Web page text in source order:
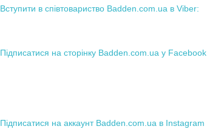
Вступити в співтовариство Badden.com.ua в Viber:
Підписатися на сторінку Badden.com.ua у Facebook
Підписатися на аккаунт Badden.com.ua в Instagram